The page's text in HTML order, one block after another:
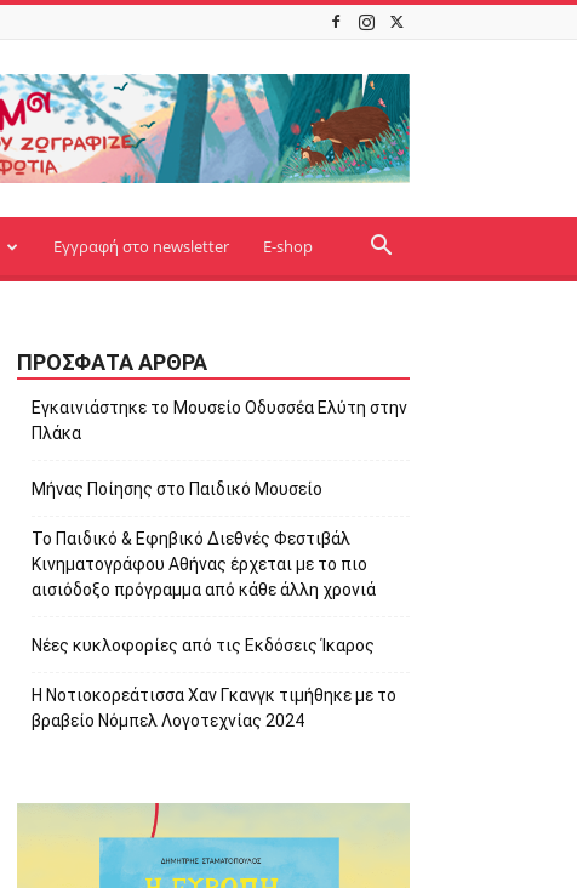
Εγγραφή στο newsletter E-shop
ΠΡΌΣΦΑΤΑ ΆΡΘΡΑ
Εγκαινιάστηκε το Μουσείο Οδυσσέα Ελύτη στην
Πλάκα
Μήνας Ποίησης στο Παιδικό Μουσείο
Το Παιδικό & Εφηβικό Διεθνές Φεστιβάλ
Κινηματογράφου Αθήνας έρχεται με το πιο
αισιόδοξο πρόγραμμα από κάθε άλλη χρονιά
Νέες κυκλοφορίες από τις Εκδόσεις Ίκαρος
Η Νοτιοκορεάτισσα Χαν Γκανγκ τιμήθηκε με το
βραβείο Νόμπελ Λογοτεχνίας 2024